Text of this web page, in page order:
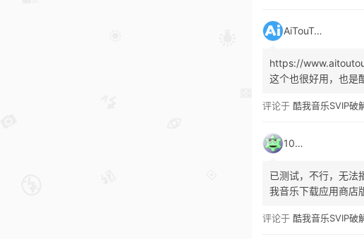
AiTouTou
https://
这个也很好用，也是
评论于 酷我音乐SVIP破解最新，完
1035
已测试，不行，无法
我音乐下载应用商店
评论于 酷我音乐SVIP破解最新，完